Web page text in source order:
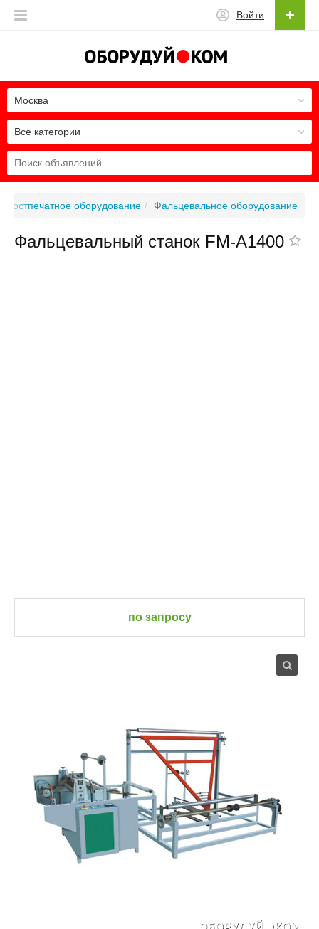
Войти
Все категории
Москва
Постпечатное оборудование Фальцевальное оборудование
Фальцевальный станок FM-A1400
по запросу